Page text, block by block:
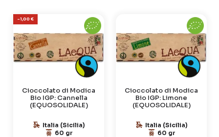
-1,00 €
Cioccolato di Modica
Bio IGP: Cannella
(EQUOSOLIDALE)
Italia (Sicilia)
60 gr
Cioccolato di Modica
Bio IGP: Limone
(EQUOSOLIDALE)
Italia (Sicilia)
60 gr